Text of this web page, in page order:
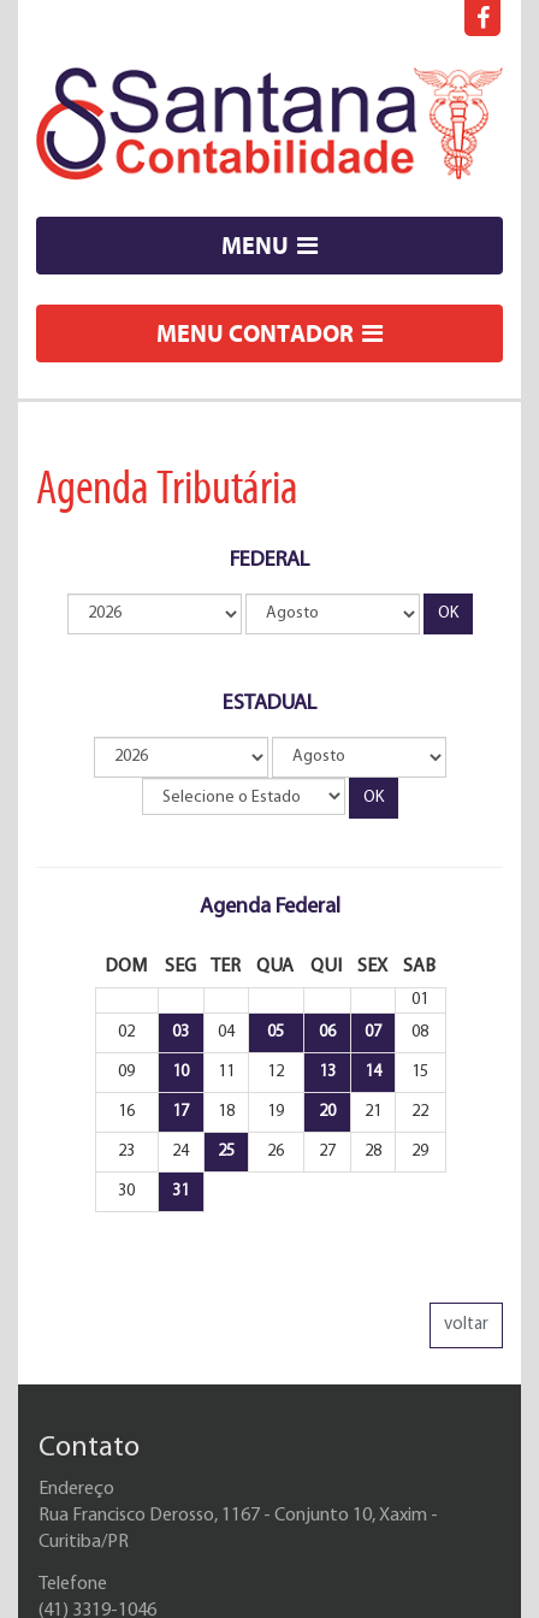
MENU
MENU CONTADOR
Agenda Tributária
FEDERAL
ESTADUAL
Agenda Federal
DOM SEG TER QUA QUI SEX SAB
01
02
03 04 05 06 07 08
09 10 11 12 13 14 15
16 17 18 19 20 21 22
23 24 25 26 27 28 29
30 31
voltar
Contato
Endereço
Rua Francisco Derosso, 1167 - Conjunto 10, Xaxim -
Curitiba/PR
Telefone
(41) 3319-1046